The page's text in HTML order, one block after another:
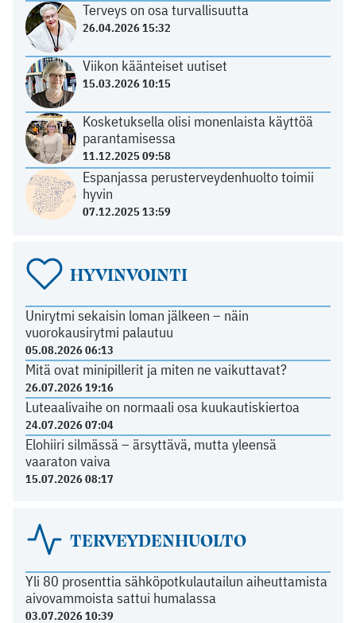
Terveys on osa turvallisuutta
26.04.2026 15:32
Viikon käänteiset uutiset
15.03.2026 10:15
Kosketuksella olisi monenlaista käyttöä
parantamisessa
11.12.2025 09:58
Espanjassa perusterveydenhuolto toimii
hyvin
07.12.2025 13:59
HYVINVOINTI
Unirytmi sekaisin loman jälkeen – näin
vuorokausirytmi palautuu
05.08.2026 06:13
Mitä ovat minipillerit ja miten ne vaikuttavat?
26.07.2026 19:16
Luteaalivaihe on normaali osa kuukautiskiertoa
24.07.2026 07:04
Elohiiri silmässä – ärsyttävä, mutta yleensä
vaaraton vaiva
15.07.2026 08:17
TERVEYDENHUOLTO
Yli 80 prosenttia sähköpotkulautailun aiheuttamista
aivovammoista sattui humalassa
03.07.2026 10:39